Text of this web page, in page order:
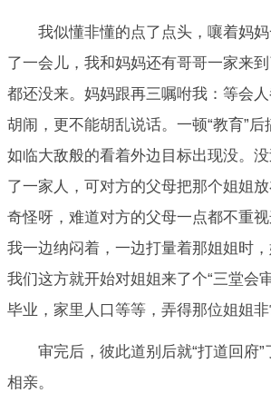
我似懂非懂的点了点头，嚷着妈
了一会儿，我和妈妈还有哥哥一家来
都还没来。妈妈跟再三嘱咐我：等会
胡闹，更不能胡乱说话。一顿“教育”后
如临大敌般的看着外边目标出现没。
了一家人，可对方的父母把那个姐姐
奇怪呀，难道对方的父母一点都不重
我一边纳闷着，一边打量着那姐姐时
我们这方就开始对姐姐来了个“三堂会
毕业，家里人口等等，弄得那位姐姐非
审完后，彼此道别后就“打道回府
相亲。